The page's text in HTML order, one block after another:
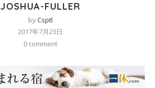
JOSHUA-FULLER
byCsptl
2017年7月23日
0 comment